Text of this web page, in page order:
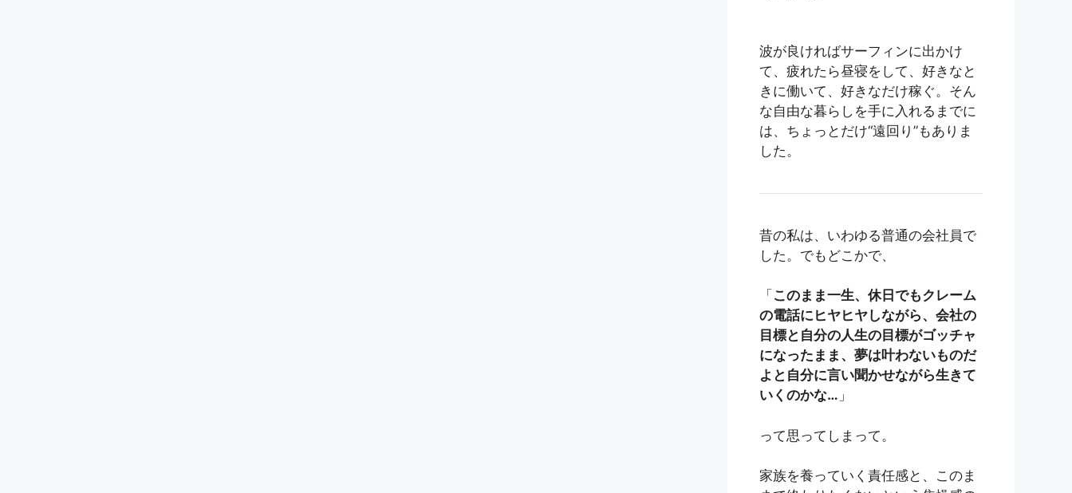
波が良ければサーフィンに出かけ
て、疲れたら昼寝をして、好きなと
きに働いて、好きなだけ稼ぐ。そん
な自由な暮らしを手に入れるまでに
は、ちょっとだけ“遠回り”もありま
した。
昔の私は、いわゆる普通の会社員で
した。でもどこかで、
「 このまま一生、休日でもクレーム
の電話にヒヤヒヤしながら、会社の
目標と自分の人生の目標がゴッチャ
になったまま、夢は叶わないものだ
よと自分に言い聞かせながら生きて
いくのかな… 」
って思ってしまって。
家族を養っていく責任感と、このま